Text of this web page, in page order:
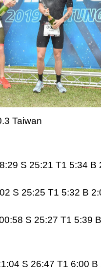
Taiwan
S 25:21 T1 5:34 B
S 25:25 T1 5:32 B
S 25:27 T1 5:39
S 26:47 T1 6:00